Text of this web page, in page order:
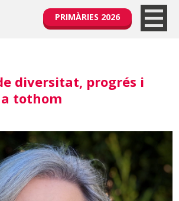
PRIMÀRIES 2026
diversitat, progrés i
tothom